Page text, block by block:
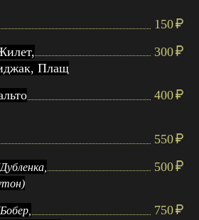
150
Плащ
300
400
550
500
750